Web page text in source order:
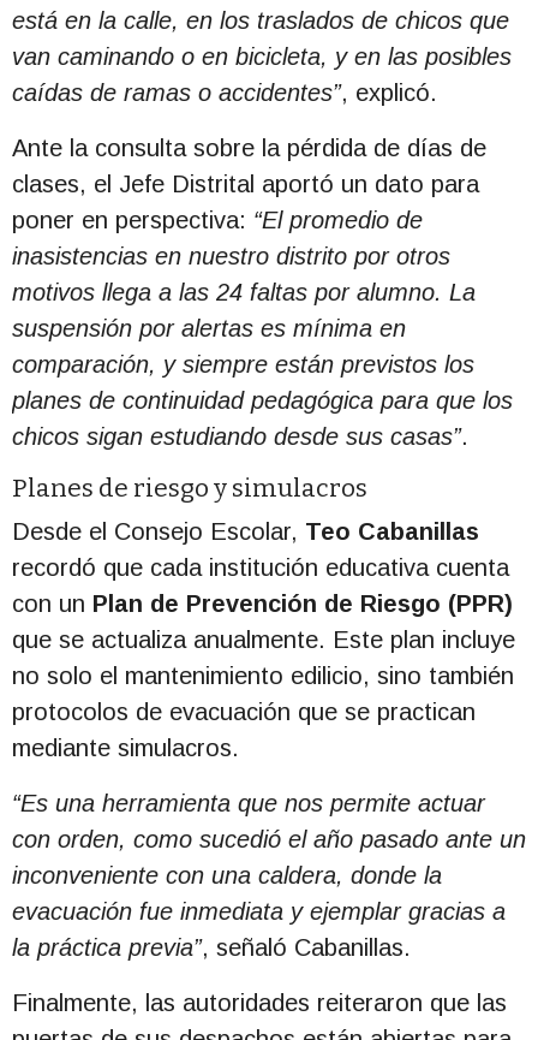
está en la calle, en los traslados de chicos que
van caminando o en bicicleta, y en las posibles
caídas de ramas o accidentes”, explicó.
Ante la consulta sobre la pérdida de días de
clases, el Jefe Distrital aportó un dato para
poner en perspectiva: “El promedio de
inasistencias en nuestro distrito por otros
motivos llega a las 24 faltas por alumno. La
suspensión por alertas es mínima en
comparación, y siempre están previstos los
planes de continuidad pedagógica para que los
chicos sigan estudiando desde sus casas”.
Planes de riesgo y simulacros
Desde el Consejo Escolar, Teo Cabanillas
recordó que cada institución educativa cuenta
con un Plan de Prevención de Riesgo (PPR)
que se actualiza anualmente. Este plan incluye
no solo el mantenimiento edilicio, sino también
protocolos de evacuación que se practican
mediante simulacros.
“Es una herramienta que nos permite actuar
con orden, como sucedió el año pasado ante un
inconveniente con una caldera, donde la
evacuación fue inmediata y ejemplar gracias a
la práctica previa”, señaló Cabanillas.
Finalmente, las autoridades reiteraron que las